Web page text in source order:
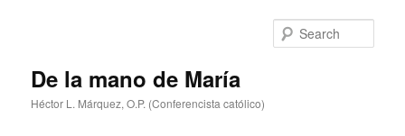
De la mano de María
Héctor L. Márquez, O.P. (Conferencista católico)